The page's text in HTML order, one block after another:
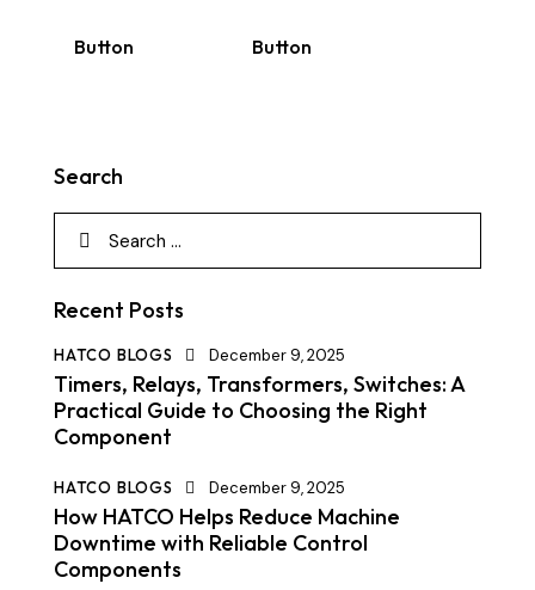
Button Button
Search
Recent Posts
HATCO BLOGS December 9, 2025
Timers, Relays, Transformers, Switches: A
Practical Guide to Choosing the Right
Component
HATCO BLOGS December 9, 2025
How HATCO Helps Reduce Machine
Downtime with Reliable Control
Components